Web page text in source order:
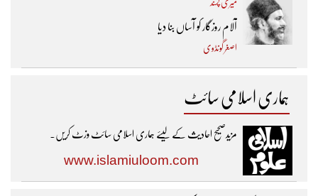
میری پسند
آلام روزگار کو آساں بنا دیا
اصغر گونڈوی
ہماری اسلامی سائٹ
مزیدصحیح احادیث کے لیئے ہماری اسلامی سائٹ وزٹ کریں۔
www.islamiuloom.com